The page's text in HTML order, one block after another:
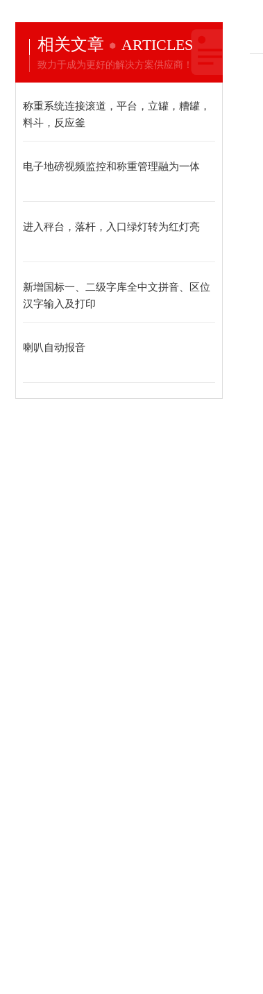
相关文章 ARTICLES
致力于成为更好的解决方案供应商！
称重系统连接滚道，平台，立罐，糟罐，
料斗，反应釜
电子地磅视频监控和称重管理融为一体
进入秤台，落杆，入口绿灯转为红灯亮
新增国标一、二级字库全中文拼音、区位
汉字输入及打印
喇叭自动报音